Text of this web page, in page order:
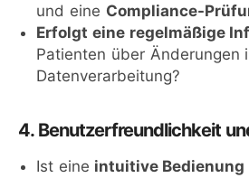
und eine Compliance-
Erfolgt eine regelmäßige
Patienten über Änderungen
Datenverarbeitung?
4. Benutzerfreundlichkeit
Ist eine intuitive Bedienung